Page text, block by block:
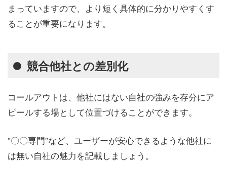
まっていますので、より短く具体的に分かりやすくす
ることが重要になります。
競合他社との差別化
コールアウトは、他社にはない自社の強みを存分にア
ピールする場として位置づけることができます。
”〇〇専門”など、ユーザーが安心できるような他社に
は無い自社の魅力を記載しましょう。